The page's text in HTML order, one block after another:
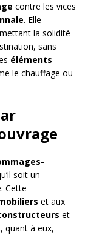
contre les vices
. Elle
la solidité
sans
éléments
le chauffage ou
soit un
Cette
et aux
et
quant à eux,